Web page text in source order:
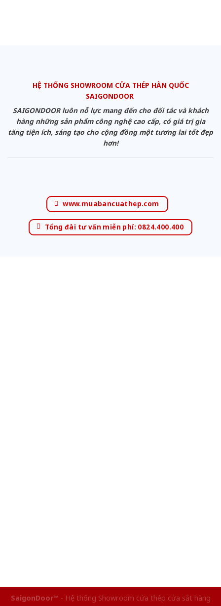
HỆ THỐNG SHOWROOM CỬA THÉP HÀN QUỐC
SAIGONDOOR
SAIGONDOOR luôn nỗ lực mang đến cho đối tác và khách
hàng những sản phẩm công nghệ cao cấp, có giá trị gia
tăng tiện ích, sáng tạo cho cộng đồng một tương lai tốt đẹp
hơn!
www.muabancuathep.com
Tổng đài tư vấn miễn phí: 0824.400.400
SaigonDoor™ - Hệ thống Showroom cửa thép cửa sắt hàng